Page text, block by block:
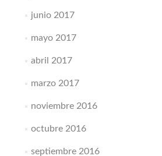
junio 2017
mayo 2017
abril 2017
marzo 2017
noviembre 2016
octubre 2016
septiembre 2016